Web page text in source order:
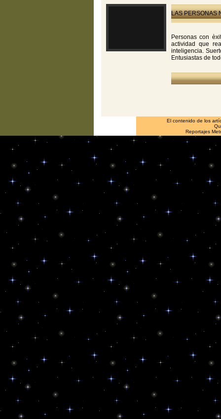
LAS PERSONAS
Personas con
actividad que
inteligencia.
Entusiastas de
El contenido de los
Reportajes